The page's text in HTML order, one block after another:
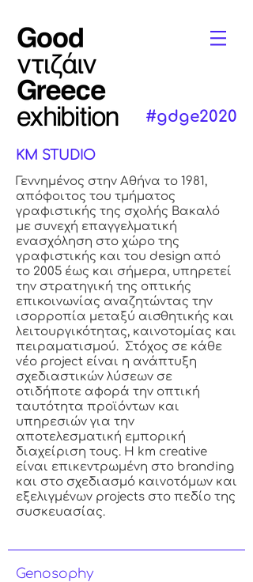
#gdge2020
Γεννημένος στην Αθήνα το 1981,
απόφοιτος του τμήματος
γραφιστικής της σχολής Βακαλό
με συνεχή επαγγελματική
ενασχόληση στο χώρο της
γραφιστικής και του design από
το 2005 έως και σήμερα, υπηρετεί
την στρατηγική της οπτικής
επικοινωνίας αναζητώντας την
ισορροπία μεταξύ αισθητικής και
λειτουργικότητας, καινοτομίας και
πειραματισμού. Στόχος σε κάθε
νέο project είναι η ανάπτυξη
σχεδιαστικών λύσεων σε
οτιδήποτε αφορά την οπτική
ταυτότητα προϊόντων και
υπηρεσιών για την
αποτελεσματική εμπορική
διαχείριση τους. Η km creative
είναι επικεντρωμένη στο branding
και στο σχεδιασμό καινοτόμων και
εξελιγμένων projects στο πεδίο της
συσκευασίας.
KM STUDIO
Genosophy